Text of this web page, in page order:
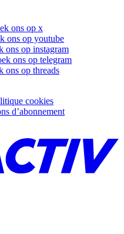
ons op x
ons op youtube
ons op instagram
ons op telegram
ons op threads
cookies
d’abonnement